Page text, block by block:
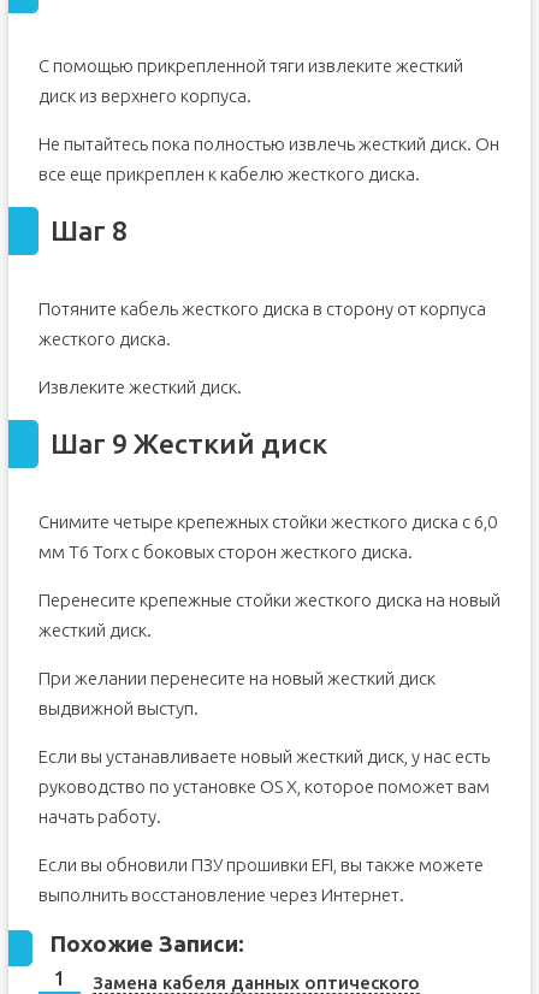
С помощью прикрепленной тяги извлеките жесткий
диск из верхнего корпуса.
Не пытайтесь пока полностью извлечь жесткий диск. Он
все еще прикреплен к кабелю жесткого диска.
Шаг 8
Потяните кабель жесткого диска в сторону от корпуса
жесткого диска.
Извлеките жесткий диск.
Шаг 9 Жесткий диск
Снимите четыре крепежных стойки жесткого диска с 6,0
мм T6 Torx с боковых сторон жесткого диска.
Перенесите крепежные стойки жесткого диска на новый
жесткий диск.
При желании перенесите на новый жесткий диск
выдвижной выступ.
Если вы устанавливаете новый жесткий диск, у нас есть
руководство по установке OS X, которое поможет вам
начать работу.
Если вы обновили ПЗУ прошивки EFI, вы также можете
выполнить восстановление через Интернет.
Похожие Записи:
Замена кабеля данных оптического